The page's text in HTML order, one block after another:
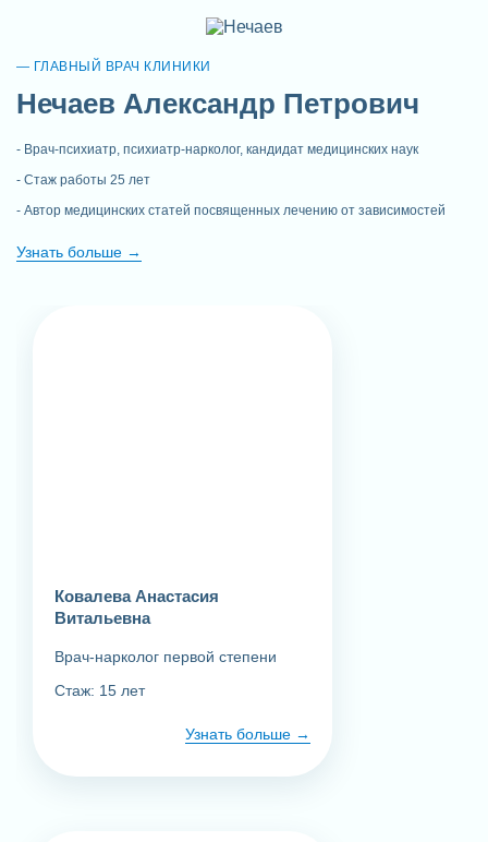
ГЛАВНЫЙ ВРАЧ КЛИНИКИ
Нечаев Александр Петрович
Врач-психиатр, психиатр-нарколог, кандидат медицинских наук
Стаж работы 25 лет
Автор медицинских статей посвященных лечению от зависимостей
Узнать больше
Ковалева Анастасия
Витальевна
Врач-нарколог первой степени
Стаж: 15 лет
Узнать больше